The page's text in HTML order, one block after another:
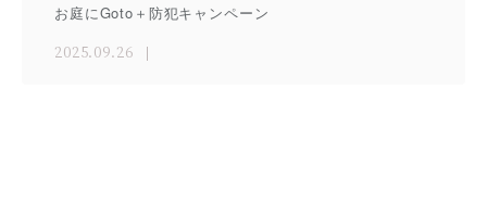
お庭にGoto＋防犯キャンペーン
2025.09.26